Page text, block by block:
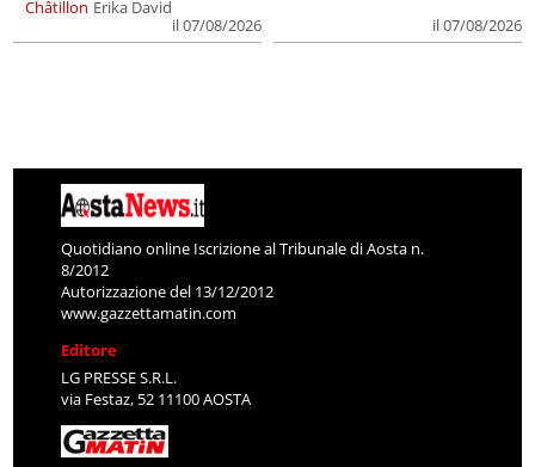
Châtillon Erika David
il 07/08/2026
il 07/08/2026
Quotidiano online Iscrizione al Tribunale di Aosta n.
8/2012
Autorizzazione del 13/12/2012
www.gazzettamatin.com
Editore
LG PRESSE S.R.L.
via Festaz, 52 11100 AOSTA